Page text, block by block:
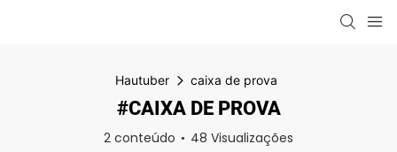
Hautuber caixa de prova
#CAIXA DE PROVA
2 conteúdo 48 Visualizações